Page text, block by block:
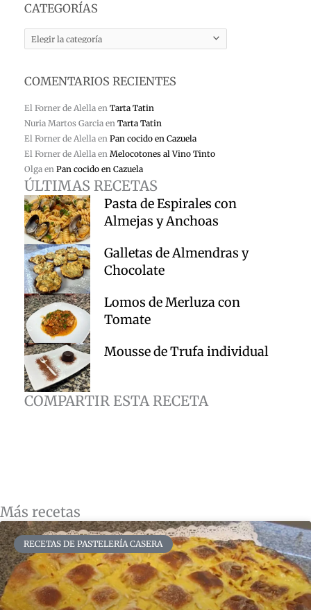
CATEGORÍAS
CATEGORÍAS
COMENTARIOS RECIENTES
El Forner de Alella en Tarta Tatin
Nuria Martos Garcia en Tarta Tatin
El Forner de Alella en Pan cocido en Cazuela
El Forner de Alella en Melocotones al Vino Tinto
Olga en Pan cocido en Cazuela
ÚLTIMAS RECETAS
Pasta de Espirales con
Almejas y Anchoas
Galletas de Almendras y
Chocolate
Lomos de Merluza con
Tomate
Mousse de Trufa individual
COMPARTIR ESTA RECETA
Más recetas
RECETAS DE PASTELERÍA CASERA